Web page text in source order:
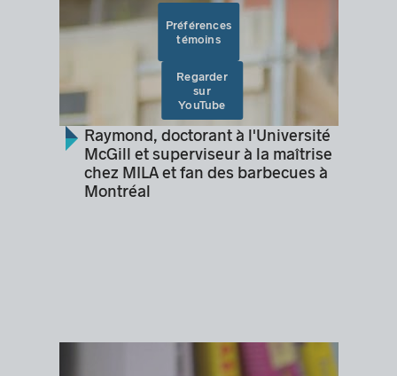
Préférences
témoins
Regarder
sur
YouTube
Raymond, doctorant à l'Université
McGill et superviseur à la maîtrise
chez MILA et fan des barbecues à
Montréal